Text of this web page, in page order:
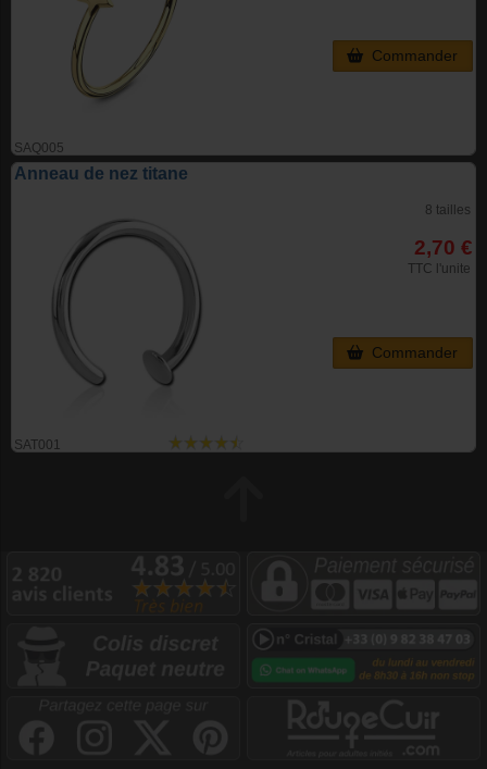
SAQ005
Commander
Anneau de nez titane
SAT001
8 tailles
2,70 €
TTC l'unite
Commander